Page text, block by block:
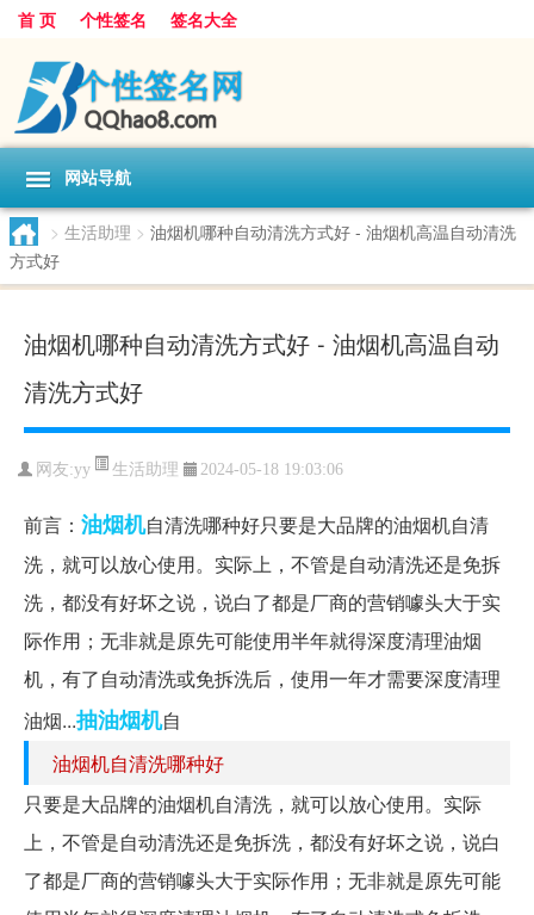
首 页 个性签名 签名大全
网站导航
> 生活助理 > 油烟机哪种自动清洗方式好 - 油烟机高温自动清洗
方式好
油烟机哪种自动清洗方式好 - 油烟机高温自动
清洗方式好
网友:yy 生活助理 2024-05-18 19:03:06
前言： 油烟机自清洗哪种好只要是大品牌的油烟机自清
洗，就可以放心使用。实际上，不管是自动清洗还是免拆
洗，都没有好坏之说，说白了都是厂商的营销噱头大于实
际作用；无非就是原先可能使用半年就得深度清理油烟
机，有了自动清洗或免拆洗后，使用一年才需要深度清理
油烟...抽油烟机自
油烟机自清洗哪种好
只要是大品牌的油烟机自清洗，就可以放心使用。实际
上，不管是自动清洗还是免拆洗，都没有好坏之说，说白
了都是厂商的营销噱头大于实际作用；无非就是原先可能